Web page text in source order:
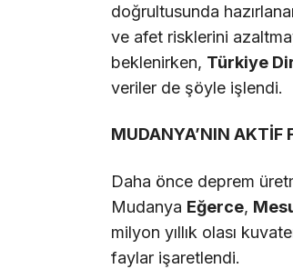
doğrultusunda
ve afet risklerini
beklenirken, Türkiye
veriler de şöyle işlendi.
MUDANYA’NIN AKTİF
Daha önce deprem
Mudanya Eğerce,
milyon yıllık olası
faylar işaretlendi.